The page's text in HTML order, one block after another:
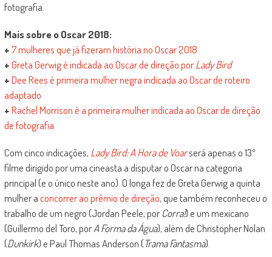
fotografia.
Mais sobre o Oscar 2018:
+7 mulheres que já fizeram história no Oscar 2018
+Greta Gerwig é indicada ao Oscar de direção porLady Bird
+Dee Rees é primeira mulher negra indicada ao Oscar de roteiro
adaptado
+Rachel Morrison é a primeira mulher indicada ao Oscar de direção
de fotografia
Com cinco indicações, Lady Bird: A Hora de Voarserá apenas o 13º
filme dirigido por uma cineasta a disputar o Oscar na categoria
principal (e o único neste ano). O longa fez de Greta Gerwig a quinta
mulher aconcorrer ao prêmio de direção, que também reconheceu o
trabalho de um negro (Jordan Peele, porCorra!) e um mexicano
(Guillermo del Toro, porA Forma da Água), além de Christopher Nolan
(Dunkirk) e Paul Thomas Anderson (Trama Fantasma).